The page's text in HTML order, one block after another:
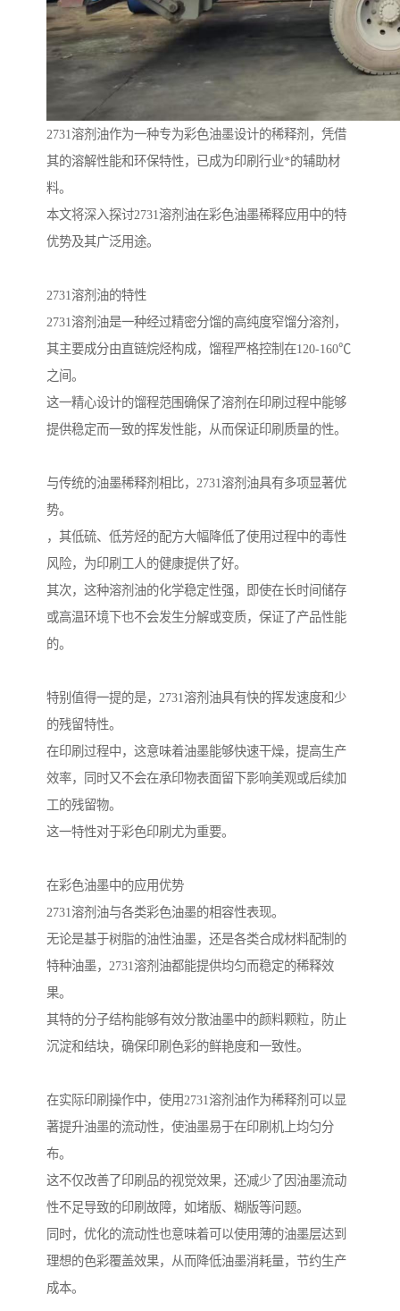
2731溶剂油作为一种专为彩色油墨设计的稀释剂，凭借
其的溶解性能和环保特性，已成为印刷行业*的辅助材
料。
本文将深入探讨2731溶剂油在彩色油墨稀释应用中的特
优势及其广泛用途。
2731溶剂油的特性
2731溶剂油是一种经过精密分馏的高纯度窄馏分溶剂，
其主要成分由直链烷烃构成，馏程严格控制在120-160℃
之间。
这一精心设计的馏程范围确保了溶剂在印刷过程中能够
提供稳定而一致的挥发性能，从而保证印刷质量的性。
与传统的油墨稀释剂相比，2731溶剂油具有多项显著优
势。
，其低硫、低芳烃的配方大幅降低了使用过程中的毒性
风险，为印刷工人的健康提供了好。
其次，这种溶剂油的化学稳定性强，即使在长时间储存
或高温环境下也不会发生分解或变质，保证了产品性能
的。
特别值得一提的是，2731溶剂油具有快的挥发速度和少
的残留特性。
在印刷过程中，这意味着油墨能够快速干燥，提高生产
效率，同时又不会在承印物表面留下影响美观或后续加
工的残留物。
这一特性对于彩色印刷尤为重要。
在彩色油墨中的应用优势
2731溶剂油与各类彩色油墨的相容性表现。
无论是基于树脂的油性油墨，还是各类合成材料配制的
特种油墨，2731溶剂油都能提供均匀而稳定的稀释效
果。
其特的分子结构能够有效分散油墨中的颜料颗粒，防止
沉淀和结块，确保印刷色彩的鲜艳度和一致性。
在实际印刷操作中，使用2731溶剂油作为稀释剂可以显
著提升油墨的流动性，使油墨易于在印刷机上均匀分
布。
这不仅改善了印刷品的视觉效果，还减少了因油墨流动
性不足导致的印刷故障，如堵版、糊版等问题。
同时，优化的流动性也意味着可以使用薄的油墨层达到
理想的色彩覆盖效果，从而降低油墨消耗量，节约生产
成本。